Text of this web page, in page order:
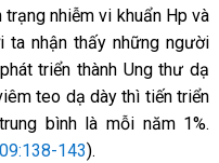
nhiễm vi khuẩn Hp và
ta nhận thấy những người
triển thành Ung thư dạ
teo dạ dày thì tiến triển
bình là mỗi năm 1%.
143).